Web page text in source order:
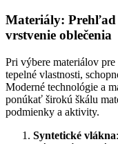
Materiály: Prehľad
vrstvenie oblečenia
Pri výbere materiálov
tepelné vlastnosti,
Moderné technológie a
ponúkať širokú škálu
podmienky a aktivity.
Syntetické vlákna